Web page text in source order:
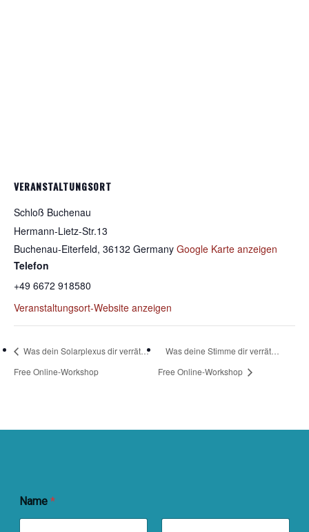
VERANSTALTUNGSORT
Schloß Buchenau
Hermann-Lietz-Str.13
Buchenau-Eiterfeld, 36132 Germany Google Karte anzeigen
Telefon
‭+49 6672 918580
Veranstaltungsort-Website anzeigen
Was dein Solarplexus dir verrät…
Free Online-Workshop
Was deine Stimme dir verrät…
Free Online-Workshop
e
r
Name *